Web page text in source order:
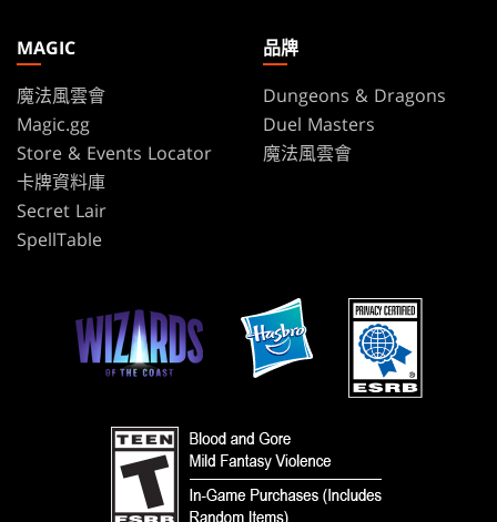
MAGIC
魔法風雲會
Magic.gg
Store & Events Locator
卡牌資料庫
Secret Lair
SpellTable
品牌
Dungeons & Dragons
Duel Masters
魔法風雲會